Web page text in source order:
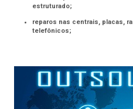
estruturado;
reparos nas centrais, placas,
telefônicos;